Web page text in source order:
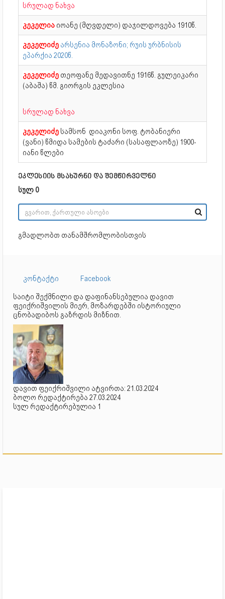
სრულად ნახვა
კეკელია იოანე (მღვდელი) დაჯილდოვება 1910წ.
კეკელიძე არსენია მონაზონი; რუის ურბნისის
ეპარქია 2020წ.
კეკელიძე თეოფანე მედავითნე 1916წ. გულეიკარი
(აბაშა) წმ. გიორგის ეკლესია
სრულად ნახვა
კეკელიძე სამსონ დიაკონი სოფ. ტობანიერი
(ვანი) წმიდა სამების ტაძარი (სასაფლაოზე) 1900-
იანი წლები
ეკლესიის მსახურნი და შემწირველნი
სულ 0
გმადლობთ თანამშრომლობისთვის
კონტაქტი
Facebook
საიტი შექმნილი და დაფინანსებულია დავით
ფეიქრიშვილის მიერ, მოზარდებში ისტორიული
ცნობადიბოს გაზრდის მიზნით.
დავით ფეიქრიშვილი ატვირთა: 21.03.2024
ბოლო რედაქტირება 27.03.2024
სულ რედაქტირებულია 1